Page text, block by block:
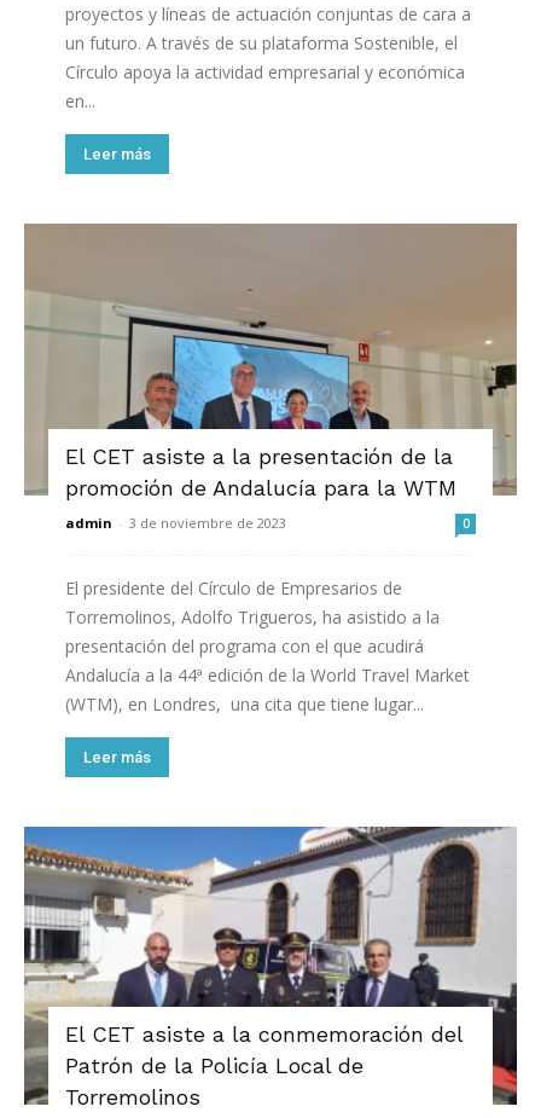
proyectos y líneas de actuación conjuntas de cara a
un futuro. A través de su plataforma Sostenible, el
Círculo apoya la actividad empresarial y económica
en...
Leer más
El CET asiste a la presentación de la
promoción de Andalucía para la WTM
admin - 3 de noviembre de 2023 0
El presidente del Círculo de Empresarios de
Torremolinos, Adolfo Trigueros, ha asistido a la
presentación del programa con el que acudirá
Andalucía a la 44ª edición de la World Travel Market
(WTM), en Londres, una cita que tiene lugar...
Leer más
El CET asiste a la conmemoración del
Patrón de la Policía Local de
Torremolinos